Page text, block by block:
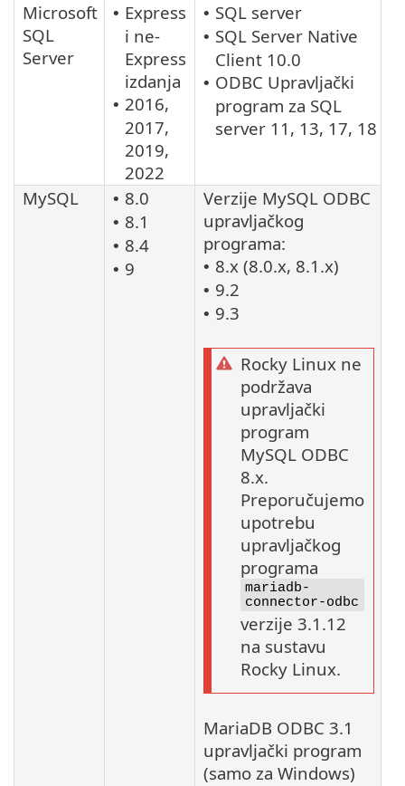
Microsoft
SQL
Server
• Express
i ne-
Express
izdanja
• 2016,
2017,
2019,
2022
• SQL server
• SQL Server Native
Client 10.0
• ODBC Upravljački
program za SQL
server 11, 13, 17, 18
MySQL • 8.0
• 8.1
• 8.4
• 9
Verzije MySQL ODBC
upravljačkog
programa:
• 8.x (8.0.x, 8.1.x)
• 9.2
• 9.3
Rocky Linux ne
podržava
upravljački
program
MySQL ODBC
8.x.
Preporučujemo
upotrebu
upravljačkog
programa
mariadb-
connector-odbc
verzije 3.1.12
na sustavu
Rocky Linux.
MariaDB ODBC 3.1
upravljački program
(samo za Windows)